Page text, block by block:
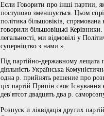
Если Говорити про інші партии,
поступово зменшується. Цьом
політика більшовіків,
говорили більшовіцькі
легальності, ми відмовілі у
суперніцтво з нами ».
Під партійно-державному лещата
діяльність Українська
одна р. прийнять решение про
ціх партій Припін своє Існування
дев'ятсот двадцять два р.
Розпуск и ліквідація других